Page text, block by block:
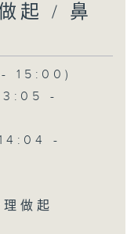
起 / 鼻
15:00)
-
-
做起